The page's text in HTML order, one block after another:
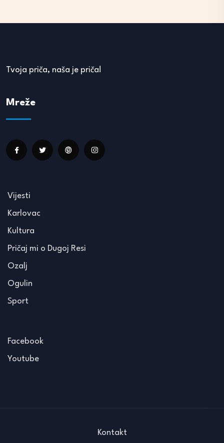
Tvoja priča, naša je priča!
Mreže
Vijesti
Karlovac
Kultura
Pričaj mi o Dugoj Resi
Ozalj
Ogulin
Sport
Facebook
Youtube
Kontakt